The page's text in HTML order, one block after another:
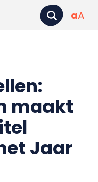
aA
maakt
Jaar